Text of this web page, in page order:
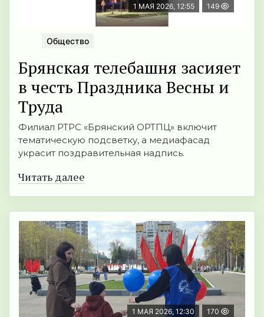
1 МАЯ 2026, 12:55 149
Общество
Брянская телебашня засияет
в честь Праздника Весны и
Труда
Филиал РТРС «Брянский ОРТПЦ» включит
тематическую подсветку, а медиафасад
украсит поздравительная надпись.
Читать далее
1 МАЯ 2026, 12:30 170